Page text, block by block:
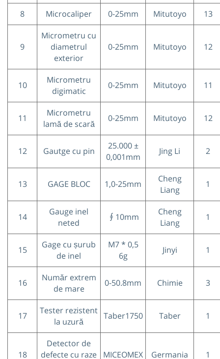
8 Microcaliper 0-25mm Mitutoyo 13
9
Micrometru cu
diametrul
exterior
0-25mm Mitutoyo 12
10
Micrometru
digimatic
0-25mm Mitutoyo 11
11
Micrometru
lamă de scară
0-25mm Mitutoyo 12
12 Gautge cu pin
25.000 ±
0,001mm
Jing Li 2
13 GAGE BLOC 1,0-25mm
Cheng
Liang
1
14
Gauge inel
neted
∮10mm
Cheng
Liang
1
15
Gage cu șurub
de inel
M7 * 0,5
6g
Jinyi 1
16
Număr extrem
de mare
0-50.8mm Chimie 3
17
Tester rezistent
la uzură
Taber1750 Taber 1
18
Detector de
defecte cu raze
MICEOMEX Germania 1